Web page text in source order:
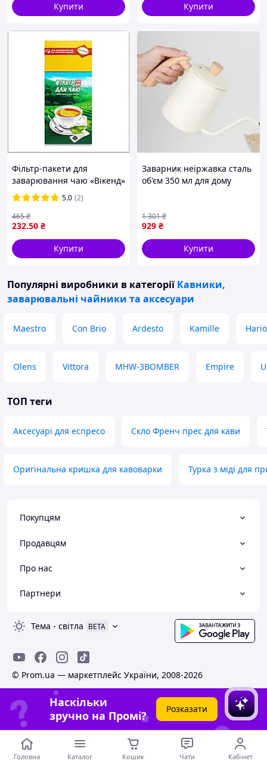
Купити
Купити
Фільтр-пакети для
заварювання чаю «Вікенд»
для чашки, 100шт/уп
5.0 (2)
232.50 ₴
465₴
Купити
Заварник неіржавка сталь
об'єм 350 мл для дому
929 ₴
1 301₴
Купити
Популярні виробники в категорії Кавники,
заварювальні чайники та аксесуари
Maestro Con Brio Ardesto Kamille Hario
Olens Vittora MHW-3BOMBER Empire
ТОП теги
Аксесуарі для еспресо Скло Френч прес для кави
Оригінальна кришка для кавоварки Турка з міді для
Покупцям
Продавцям
Про нас
Партнери
Тема - світла BETA
© Prom.ua — маркетплейс України, 2008-2026
Наскільки
зручно на Промі?
Розказати
Головна Каталог Кошик Чати Кабінет